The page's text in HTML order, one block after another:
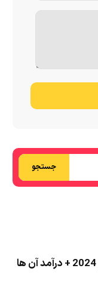
جستجو
زیباترین مدل های کره ای 2024 + درآمد آن ها